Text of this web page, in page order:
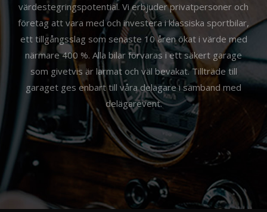
värdestegringspotential. Vi erbjuder privatpersoner och
företag att vara med och investera i klassiska sportbilar,
ett tillgångsslag som senaste 10 åren ökat i värde med
närmare 400 %. Alla bilar förvaras i ett säkert garage
som givetvis är larmat och väl bevakat. Tillträde till
garaget ges enbart till våra delägare i samband med
delägarevent.